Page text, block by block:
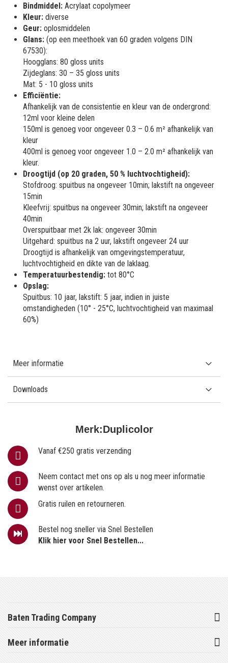
Merk:Duplicolor
Vanaf €250 gratis verzending
Neem contact met ons op als u nog meer informatie
wenst over artikelen.
Gratis ruilen en retourneren.
Bestel nog sneller via Snel Bestellen
Klik hier voor Snel Bestellen...
Bindmiddel: Acrylaat copolymeer
Kleur: diverse
Geur: oplosmiddelen
Glans: (op een meethoek van 60 graden volgens DIN
67530):
Hoogglans: 80 gloss units
Zijdeglans: 30 – 35 gloss units
Mat: 5 - 10 gloss units
Efficiëntie:
Afhankelijk van de consistentie en kleur van de ondergrond:
12ml voor kleine delen
150ml is genoeg voor ongeveer 0.3 – 0.6 m² afhankelijk van
kleur
400ml is genoeg voor ongeveer 1.0 – 2.0 m² afhankelijk van
kleur.
Droogtijd (op 20 graden, 50 % luchtvochtigheid):
Stofdroog: spuitbus na ongeveer 10min; lakstift na ongeveer
15min
Kleefvrij: spuitbus na ongeveer 30min; lakstift na ongeveer
40min
Overspuitbaar met 2k lak: ongeveer 30min
Uitgehard: spuitbus na 2 uur, lakstift ongeveer 24 uur
Droogtijd is afhankelijk van omgevingstemperatuur,
luchtvochtigheid en dikte van de laklaag.
Temperatuurbestendig: tot 80°C
Opslag:
Spuitbus: 10 jaar, lakstift: 5 jaar, indien in juiste
omstandigheden (10° - 25°C, luchtvochtigheid van maximaal
60%)
Meer informatie
Downloads
Baten Trading Company
Meer informatie